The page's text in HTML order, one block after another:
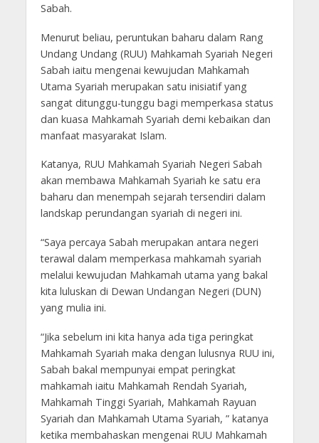
Sabah.
Menurut beliau, peruntukan baharu dalam Rang
Undang Undang (RUU) Mahkamah Syariah Negeri
Sabah iaitu mengenai kewujudan Mahkamah
Utama Syariah merupakan satu inisiatif yang
sangat ditunggu-tunggu bagi memperkasa status
dan kuasa Mahkamah Syariah demi kebaikan dan
manfaat masyarakat Islam.
Katanya, RUU Mahkamah Syariah Negeri Sabah
akan membawa Mahkamah Syariah ke satu era
baharu dan menempah sejarah tersendiri dalam
landskap perundangan syariah di negeri ini.
“Saya percaya Sabah merupakan antara negeri
terawal dalam memperkasa mahkamah syariah
melalui kewujudan Mahkamah utama yang bakal
kita luluskan di Dewan Undangan Negeri (DUN)
yang mulia ini.
“Jika sebelum ini kita hanya ada tiga peringkat
Mahkamah Syariah maka dengan lulusnya RUU ini,
Sabah bakal mempunyai empat peringkat
mahkamah iaitu Mahkamah Rendah Syariah,
Mahkamah Tinggi Syariah, Mahkamah Rayuan
Syariah dan Mahkamah Utama Syariah, ” katanya
ketika membahaskan mengenai RUU Mahkamah